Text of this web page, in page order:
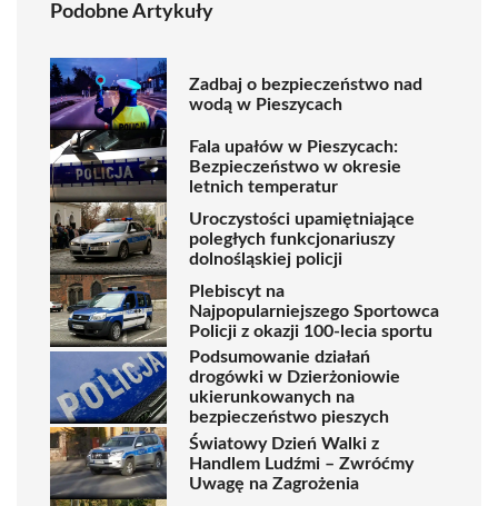
Podobne Artykuły
Zadbaj o bezpieczeństwo nad
wodą w Pieszycach
Fala upałów w Pieszycach:
Bezpieczeństwo w okresie
letnich temperatur
Uroczystości upamiętniające
poległych funkcjonariuszy
dolnośląskiej policji
Plebiscyt na
Najpopularniejszego Sportowca
Policji z okazji 100-lecia sportu
Podsumowanie działań
drogówki w Dzierżoniowie
ukierunkowanych na
bezpieczeństwo pieszych
Światowy Dzień Walki z
Handlem Ludźmi – Zwróćmy
Uwagę na Zagrożenia